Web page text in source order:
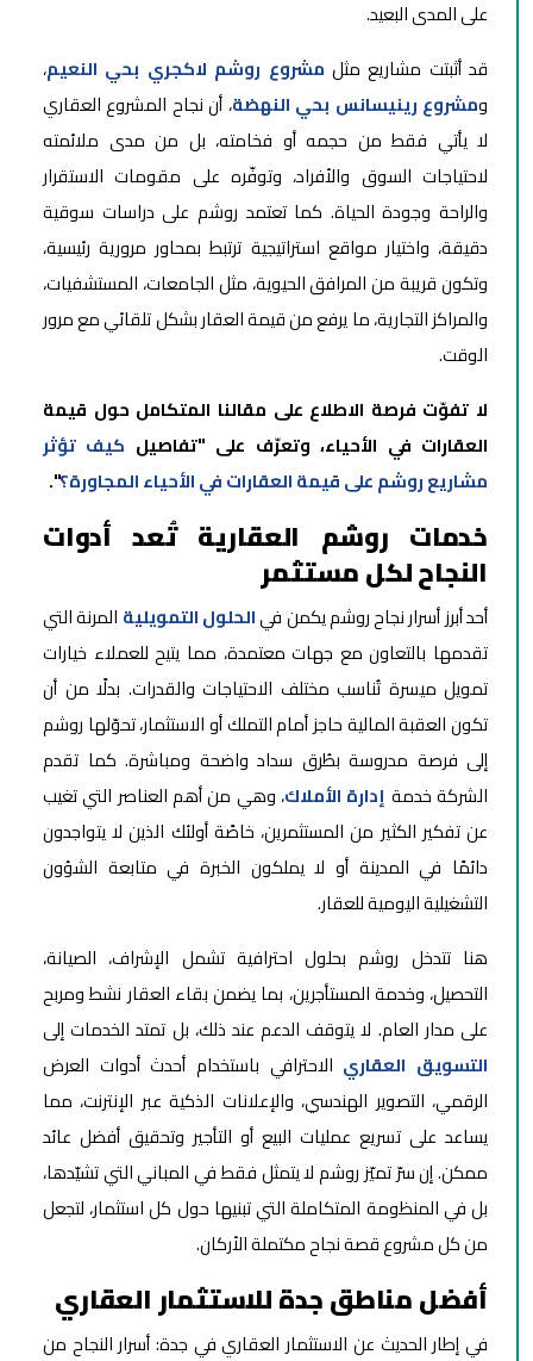
على المدى البعيد.
قد أثبتت مشاريع مثل مشروع روشم لاكجري بحي النعيم،
ومشروع رينيسانس بحي النهضة، أن نجاح المشروع العقاري
لا يأتي فقط من حجمه أو فخامته، بل من مدى ملائمته
لاحتياجات السوق والأفراد، وتوفّره على مقومات الاستقرار
والراحة وجودة الحياة. كما تعتمد روشم على دراسات سوقية
دقيقة، واختيار مواقع استراتيجية ترتبط بمحاور مرورية رئيسية،
وتكون قريبة من المرافق الحيوية، مثل الجامعات، المستشفيات،
والمراكز التجارية، ما يرفع من قيمة العقار بشكل تلقائي مع مرور
الوقت.
لا تفوّت فرصة الاطلاع على مقالنا المتكامل حول قيمة
العقارات في الأحياء، وتعرّف على "تفاصيل كيف تؤثر
مشاريع روشم على قيمة العقارات في الأحياء المجاورة؟".
خدمات روشم العقارية تُعد أدوات
النجاح لكل مستثمر
أحد أبرز أسرار نجاح روشم يكمن فيالحلول التمويلية المرنة التي
تقدمها بالتعاون مع جهات معتمدة، مما يتيح للعملاء خيارات
تمويل ميسرة تُناسب مختلف الاحتياجات والقدرات. بدلًا من أن
تكون العقبة المالية حاجز أمام التملك أو الاستثمار، تحوّلها روشم
إلى فرصة مدروسة بطُرق سداد واضحة ومباشرة. كما تقدم
الشركة خدمة إدارة الأملاك، وهي من أهم العناصر التي تغيب
عن تفكير الكثير من المستثمرين، خاصًة أولئك الذين لا يتواجدون
دائمًا في المدينة أو لا يملكون الخبرة في متابعة الشؤون
التشغيلية اليومية للعقار.
هنا تتدخل روشم بحلول احترافية تشمل الإشراف، الصيانة،
التحصيل، وخدمة المستأجرين، بما يضمن بقاء العقار نشط ومربح
على مدار العام. لا يتوقف الدعم عند ذلك، بل تمتد الخدمات إلى
التسويق العقاري الاحترافي باستخدام أحدث أدوات العرض
الرقمي، التصوير الهندسي، والإعلانات الذكية عبر الإنترنت، مما
يساعد على تسريع عمليات البيع أو التأجير وتحقيق أفضل عائد
ممكن. إن سرّ تميّز روشم لا يتمثل فقط في المباني التي تشيّدها،
بل في المنظومة المتكاملة التي تبنيها حول كل استثمار، لتجعل
من كل مشروع قصة نجاح مكتملة الأركان.
أفضل مناطق جدة للاستثمار العقاري
في إطار الحديث عن الاستثمار العقاري في جدة: أسرار النجاح من